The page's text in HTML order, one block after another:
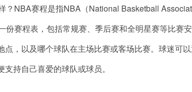
？NBA赛程是指NBA（National Basketball
份赛程表，包括常规赛、季后赛和全明星赛等比赛
，以及哪个球队在主场比赛或客场比赛。球迷可
持自己喜爱的球队或球员。